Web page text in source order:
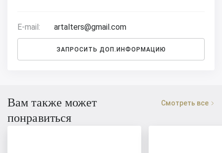
E-mail: artalters@gmail.com
ЗАПРОСИТЬ ДОП.ИНФОРМАЦИЮ
Вам также может
понравиться
Смотреть все